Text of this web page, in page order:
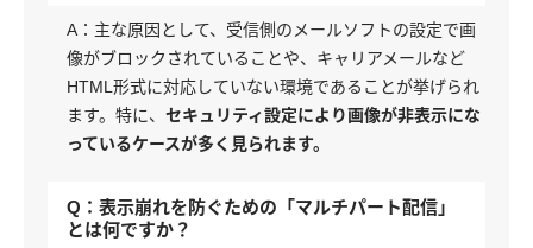
A：主な原因として、受信側のメールソフトの設定で画
像がブロックされていることや、キャリアメールなど
HTML形式に対応していない環境であることが挙げられ
ます。特に、 セキュリティ設定により画像が非表示にな
っているケースが多く見られます。
Q：表示崩れを防ぐための「マルチパート配信」
とは何ですか？